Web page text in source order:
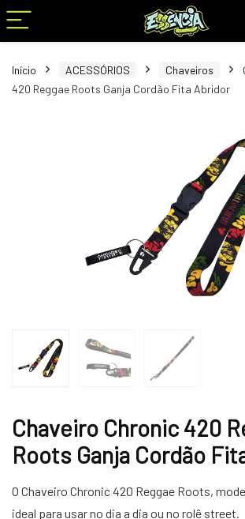
Início ACESSÓRIOS Chaveiros
420 Reggae Roots Ganja Cordão Fita Abridor
Chaveiro Chronic 420
Roots Ganja Cordão
O Chaveiro Chronic 420 Reggae Roots,
ideal para usar no dia a dia ou no rolê street.